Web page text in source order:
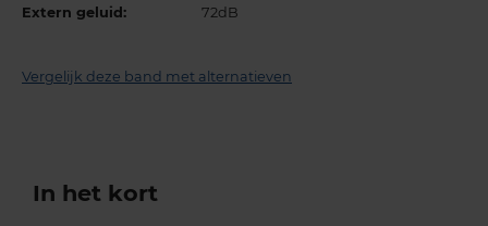
Extern geluid: 72dB
Vergelijk deze band met alternatieven
In het kort